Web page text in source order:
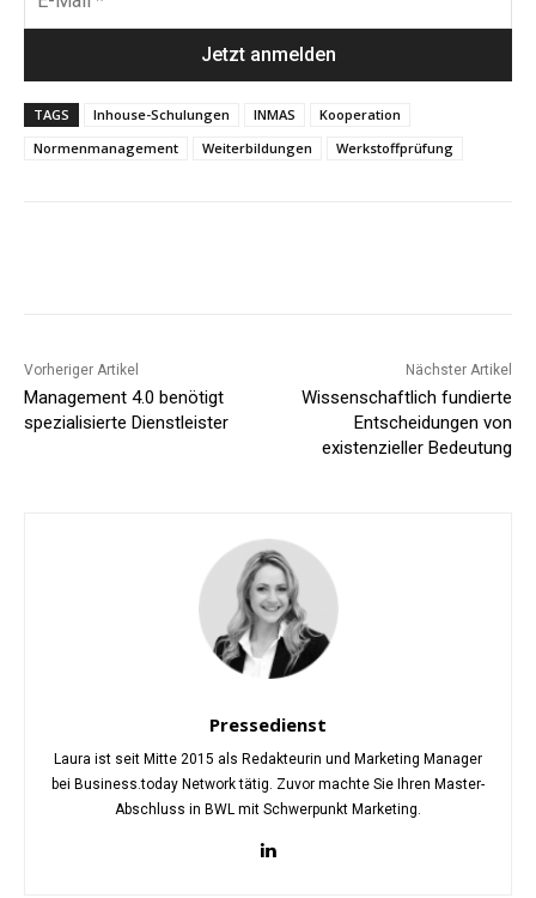
TAGS Inhouse-Schulungen INMAS
Kooperation
Normenmanagement
Weiterbildungen Werkstoffprüfung
Vorheriger Artikel
Management 4.0 benötigt
spezialisierte Dienstleister
Nächster Artikel
Wissenschaftlich fundierte
Entscheidungen von
existenzieller Bedeutung
Pressedienst
Laura ist seit Mitte 2015 als Redakteurin und Marketing Manager
bei Business.today Network tätig. Zuvor machte Sie Ihren Master-
Abschluss in BWL mit Schwerpunkt Marketing.